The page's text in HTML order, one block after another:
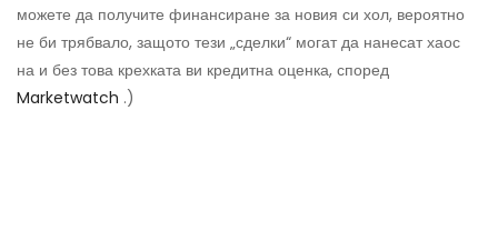
можете да получите финансиране за новия си хол, вероятно
не би трябвало, защото тези „сделки“ могат да нанесат хаос
на и без това крехката ви кредитна оценка, според
Marketwatch .)